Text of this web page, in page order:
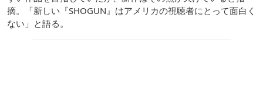
摘。「新しい『SHOGUN』はアメリカの視聴者にとって面白く
ない」と語る。